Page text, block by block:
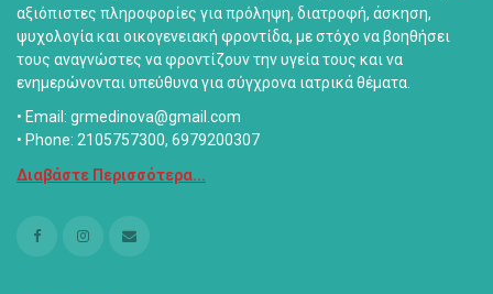
αξιόπιστες πληροφορίες για πρόληψη, διατροφή, άσκηση,
ψυχολογία και οικογενειακή φροντίδα, με στόχο να βοηθήσει
τους αναγνώστες να φροντίζουν την υγεία τους και να
ενημερώνονται υπεύθυνα για σύγχρονα ιατρικά θέματα.
• Email: grmedinova@gmail.com
• Phone: 2105757300, 6979200307
Διαβάστε Περισσότερα...